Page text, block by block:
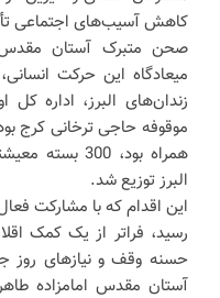
کاهش آسیب‌های اجتماعی
صحن متبرک آستان مقدس
میعادگاه این حرکت
زندان‌های البرز، اداره
موقوفه حاجی ترخانی کرج
همراه بود، 300
البرز توزیع شد.
این اقدام که با مشارکت
رسید، فراتر از یک کمک
حسنه وقف و نیازهای روز
آستان مقدس امامزاده